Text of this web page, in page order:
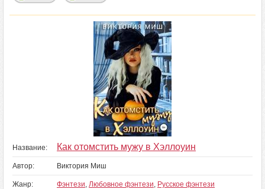
Название: Как отомстить мужу в Хэллоуин
Автор: Виктория Миш
Жанр: Фэнтези, Любовное фэнтези, Русское фэнтези